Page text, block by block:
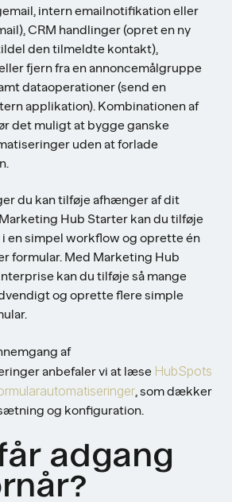
intern emailnotifikation eller
CRM handlinger (opret en ny
den tilmeldte kontakt),
fjern fra en annoncemålgruppe
dataoperationer (send en
applikation). Kombinationen af
det muligt at bygge ganske
uden at forlade
du kan tilføje afhænger af dit
Hub Starter kan du tilføje
en simpel workflow og oprette én
formular. Med Marketing Hub
kan du tilføje så mange
og oprette flere simple
af
anbefaler vi at læse HubSpots
, som dækker
og konfiguration.
adgang